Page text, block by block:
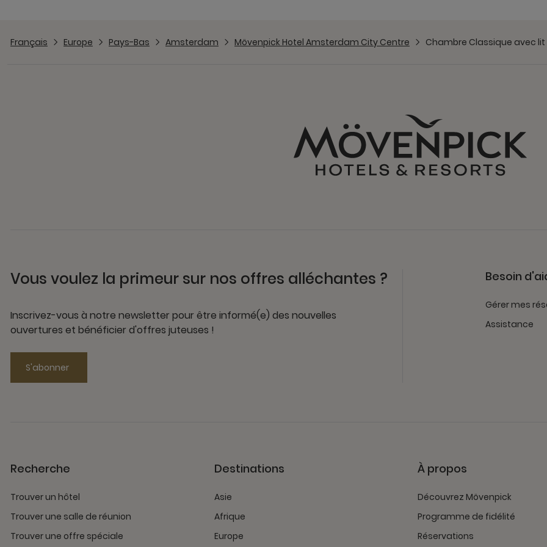
Français Europe Pays-Bas Amsterdam Mövenpick Hotel Amsterdam City Centre Chambre Classique avec lit
Vous voulez la primeur sur nos offres alléchantes ?
Inscrivez-vous à notre newsletter pour être informé(e) des nouvelles
ouvertures et bénéficier d'offres juteuses !
S'abonner
Besoin
Gérer mes
Assistance
Recherche
Trouver un hôtel
Trouver une salle de réunion
Trouver une offre spéciale
Destinations
Asie
Afrique
Europe
À propos
Découvrez Mövenpick
Programme de fidélité
Réservations